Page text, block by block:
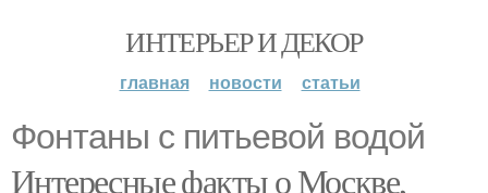
ИНТЕРЬЕР И ДЕКОР
главная новости статьи
Фонтаны с питьевой водой
Интересные факты о Москве,